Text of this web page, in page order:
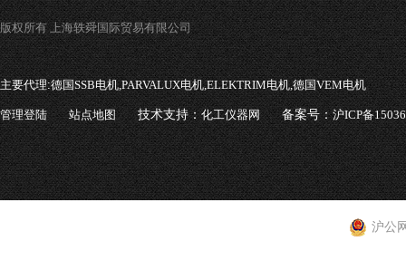
版权所有 上海轶舜国际贸易有限公司
主要代理:德国SSB电机,PARVALUX电机,ELEKTRIM电机,德国VEM电机
管理登陆 站点地图 技术支持：化工仪器网 备案号：沪ICP备
沪公